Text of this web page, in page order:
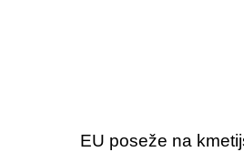
EU poseže na